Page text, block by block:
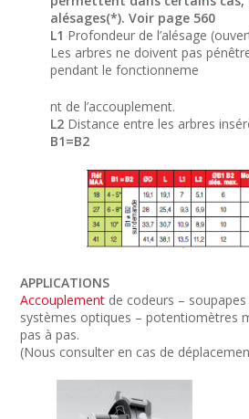
alésages(*). Voir page 560
L1 Profondeur de l’alésage
Les arbres ne doivent pas
pendant le fonctionneme
nt de l’accouplement.
L2 Distance entre les arbres
B1=B2
APPLICATIONS
Accouplement de codeurs –
systèmes optiques – potentiomètres
pas à pas.
(Nous consulter en cas de